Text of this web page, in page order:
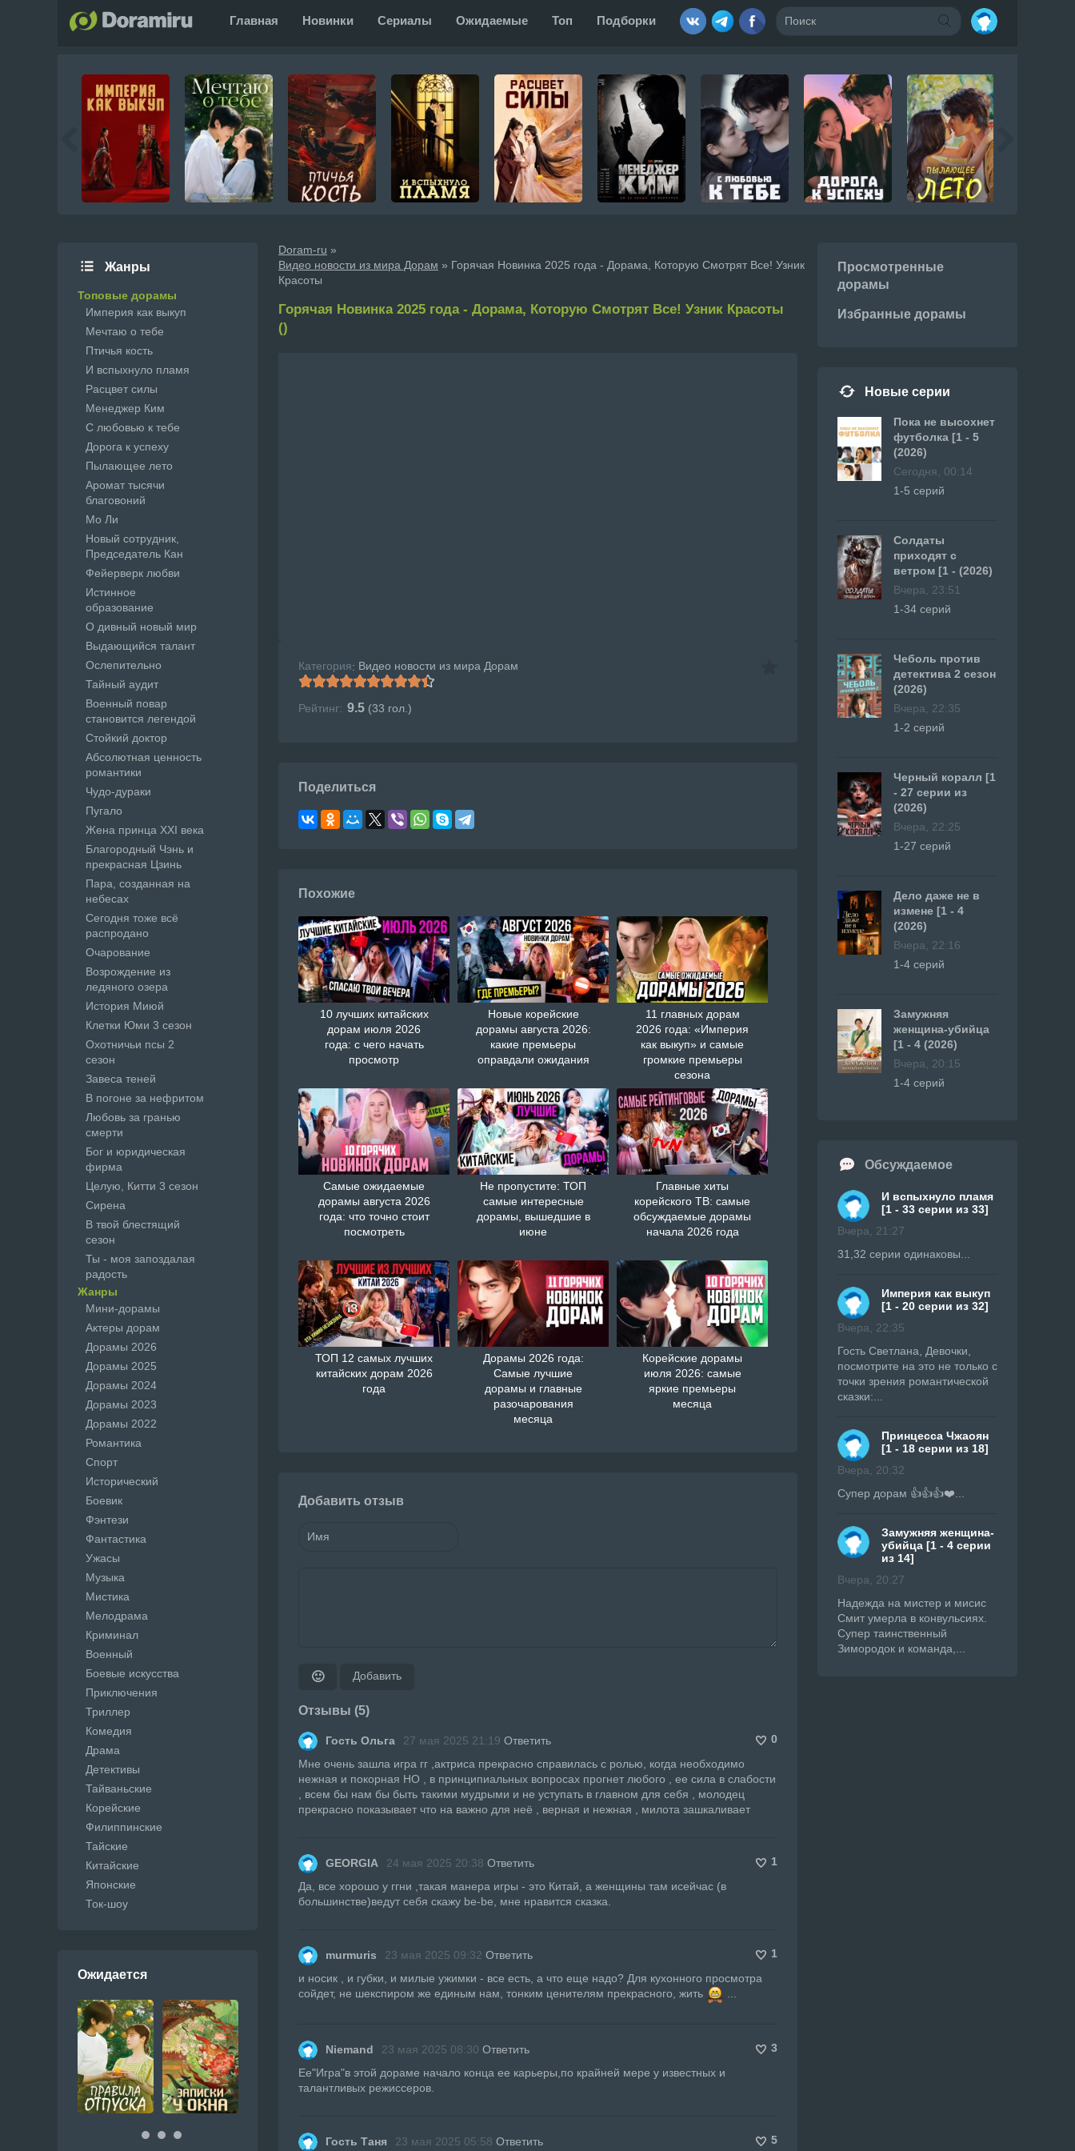
Главная Новинки Сериалы Ожидаемые Топ Подборки
Doram-ru »
Видео новости из мира Дорам » Горячая Новинка 2025 года - Дорама, Которую Смотрят Все! Узник
Красоты
Горячая Новинка 2025 года - Дорама, Которую Смотрят Все! Узник Красоты
()
Категория: Видео новости из мира Дорам
Рейтинг: 9.5 (33 гол.)
Поделиться
Похожие
10 лучших китайских
дорам июля 2026
года: с чего начать
просмотр
Новые корейские
дорамы августа 2026:
какие премьеры
оправдали ожидания
11 главных дорам
2026 года: «Империя
как выкуп» и самые
громкие премьеры
сезона
Самые ожидаемые
дорамы августа 2026
года: что точно стоит
посмотреть
Не пропустите: ТОП
самые интересные
дорамы, вышедшие в
июне
Главные хиты
корейского ТВ: самые
обсуждаемые дорамы
начала 2026 года
ТОП 12 самых лучших
китайских дорам 2026
года
Дорамы 2026 года:
Самые лучшие
дорамы и главные
разочарования
месяца
Корейские дорамы
июля 2026: самые
яркие премьеры
месяца
Добавить отзыв
🙂 Добавить
Отзывы (5)
Гость Ольга 27 мая 2025 21:19 Ответить
0
Мне очень зашла игра гг ,актриса прекрасно справилась с ролью, когда необходимо
нежная и покорная НО , в принципиальных вопросах прогнет любого , ее сила в слабости
, всем бы нам бы быть такими мудрыми и не уступать в главном для себя , молодец
прекрасно показывает что на важно для неё , верная и нежная , милота зашкаливает
GEORGIA 24 мая 2025 20:38 Ответить
1
Да, все хорошо у ггни ,такая манера игры - это Китай, а женщины там исейчас (в
большинстве)ведут себя скажу be-be, мне нравится сказка.
murmuris 23 мая 2025 09:32 Ответить
1
и носик , и губки, и милые ужимки - все есть, а что еще надо? Для кухонного просмотра
сойдет, не шекспиром же единым нам, тонким ценителям прекрасного, жить
Niemand 23 мая 2025 08:30 Ответить
3
Ее"Игра"в этой дораме начало конца ее карьеры,по крайней мере у известных и
талантливых режиссеров.
Гость Таня 23 мая 2025 05:58 Ответить
5
Жанры
Топовые дорамы
Империя как выкуп
Мечтаю о тебе
Птичья кость
И вспыхнуло пламя
Расцвет силы
Менеджер Ким
С любовью к тебе
Дорога к успеху
Пылающее лето
Аромат тысячи
благовоний
Мо Ли
Новый сотрудник,
Председатель Кан
Фейерверк любви
Истинное
образование
О дивный новый мир
Выдающийся талант
Ослепительно
Тайный аудит
Военный повар
становится легендой
Стойкий доктор
Абсолютная ценность
романтики
Чудо-дураки
Пугало
Жена принца XXI века
Благородный Чэнь и
прекрасная Цзинь
Пара, созданная на
небесах
Сегодня тоже всё
распродано
Очарование
Возрождение из
ледяного озера
История Миюй
Клетки Юми 3 сезон
Охотничьи псы 2
сезон
Завеса теней
В погоне за нефритом
Любовь за гранью
смерти
Бог и юридическая
фирма
Целую, Китти 3 сезон
Сирена
В твой блестящий
сезон
Ты - моя запоздалая
радость
Жанры
Мини-дорамы
Актеры дорам
Дорамы 2026
Дорамы 2025
Дорамы 2024
Дорамы 2023
Дорамы 2022
Романтика
Спорт
Исторический
Боевик
Фэнтези
Фантастика
Ужасы
Музыка
Мистика
Мелодрама
Криминал
Военный
Боевые искусства
Приключения
Триллер
Комедия
Драма
Детективы
Тайваньские
Корейские
Филиппинские
Тайские
Китайские
Японские
Ток-шоу
Ожидается
Просмотренные
дорамы
Избранные дорамы
Новые серии
Пока не высохнет
футболка [1 - 5
(2026)
Сегодня, 00:14
1-5 серий
Солдаты
приходят с
ветром [1 - (2026)
Вчера, 23:51
1-34 серий
Чеболь против
детектива 2 сезон
(2026)
Вчера, 22:35
1-2 серий
Черный коралл [1
- 27 серии из
(2026)
Вчера, 22:25
1-27 серий
Дело даже не в
измене [1 - 4
(2026)
Вчера, 22:16
1-4 серий
Замужняя
женщина-убийца
[1 - 4 (2026)
Вчера, 20:15
1-4 серий
Обсуждаемое
И вспыхнуло пламя
[1 - 33 серии из 33]
Вчера, 21:27
31,32 серии одинаковы...
Империя как выкуп
[1 - 20 серии из 32]
Вчера, 22:35
Гость Светлана, Девочки,
посмотрите на это не только с
точки зрения романтической
сказки:...
Принцесса Чжаоян
[1 - 18 серии из 18]
Вчера, 20:32
Супер дорам 👍👍👍❤️...
Замужняя женщина-
убийца [1 - 4 серии
из 14]
Вчера, 20:27
Надежда на мистер и мисис
Смит умерла в конвульсиях.
Супер таинственный
Зимородок и команда,...